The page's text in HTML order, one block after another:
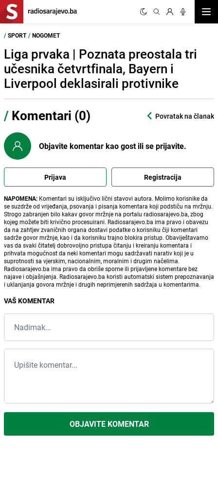
/ SPORT / NOGOMET
Liga prvaka | Poznata preostala tri
učesnika četvrtfinala, Bayern i
Liverpool deklasirali protivnike
/ Komentari (0) Povratak na članak
Objavite komentar kao gost ili se prijavite.
Prijava Registracija
NAPOMENA: Komentari su isključivo lični stavovi autora. Molimo korisnike da
se suzdrže od vrijeđanja, psovanja i pisanja komentara koji podstiču na mržnju.
Strogo zabranjen bilo kakav govor mržnje na portalu radiosarajevo.ba, zbog
kojeg možete biti krivično procesuirani. Radiosarajevo.ba ima pravo i obavezu
da na zahtjev zvaničnih organa dostavi podatke o korisniku čiji komentari
sadrže govor mržnje, kao i da korisniku trajno blokira pristup. Obaviještavamo
vas da svaki čitatelj dobrovoljno pristupa čitanju i kreiranju komentara i
prihvata mogućnost da neki komentari mogu sadržavati narativ koji je u
suprotnosti sa vjerskim, nacionalnim, moralnim i drugim načelima.
Radiosarajevo.ba ima pravo da obriše sporne ili prijavljene komentare bez
najave i objašnjenja. Radiosarajevo.ba koristi automatski sistem prepoznavanja
i uklanjanja govora mržnje i drugih neprimjerenih sadržaja u komentarima.
VAŠ KOMENTAR
OBJAVITE KOMENTAR